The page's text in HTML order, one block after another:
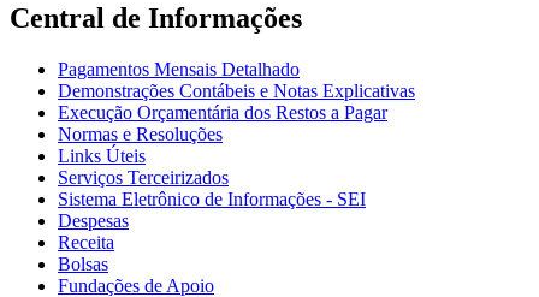
Central de Informações
Pagamentos Mensais Detalhado
Demonstrações Contábeis e Notas Explicativas
Execução Orçamentária dos Restos a Pagar
Normas e Resoluções
Links Úteis
Serviços Terceirizados
Sistema Eletrônico de Informações - SEI
Despesas
Receita
Bolsas
Fundações de Apoio